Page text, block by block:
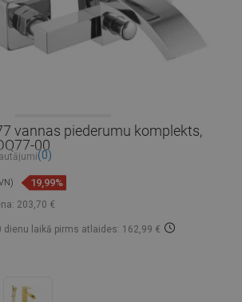
vannas piederumu komplekts,
00
(0)
203,70 €
19,99%
dienu laikā pirms atlaides: 162,99 €